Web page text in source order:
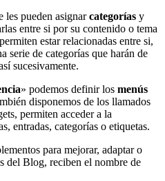
les pueden asignarcategorías y
entre si por su contenido o tema
estar relacionadas entre si,
serie de categorías que harán de
sucesivamente.
» podemos definir los menús
disponemos de los llamados
permiten acceder a la
entradas, categorías o etiquetas.
para mejorar, adaptar o
del Blog, reciben el nombre de